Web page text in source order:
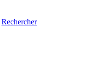
Rechercher